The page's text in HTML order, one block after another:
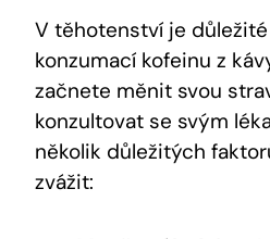
V ⁣těhotenství je
‍konzumací kofeinu z
začnete měnit svou⁢
konzultovat se svým
několik důležitých​
zvážit: